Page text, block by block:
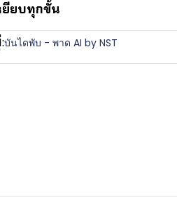
ยียบทุกขั้น
บันไดพับ - พาด AI by NST